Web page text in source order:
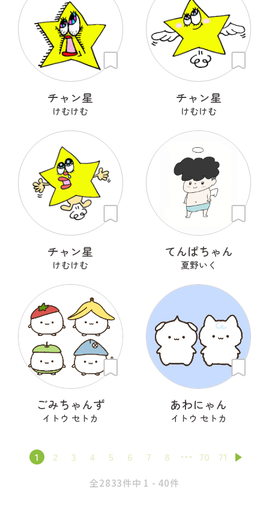
チャン星
けむけむ
チャン星
けむけむ
チャン星
けむけむ
てんぱちゃん
夏野いく
ごみちゃんず
イトウ セトカ
あわにゃん
イトウ セトカ
1 2 3 4 5 6 7 8 70 71
全2833件中 1 - 40件